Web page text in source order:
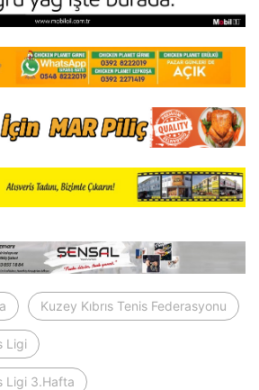
Kuzey Kıbrıs Tenis Federasyonu
Ligi
Ligi 3.Hafta